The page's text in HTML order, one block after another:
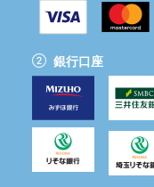
銀行口座